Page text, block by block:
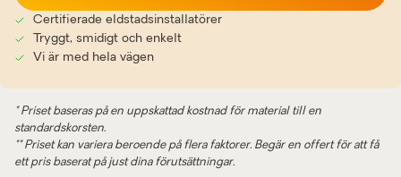
Certifierade eldstadsinstallatörer
Tryggt, smidigt och enkelt
Vi är med hela vägen
* Priset baseras på en uppskattad kostnad för material till en
standardskorsten.
** Priset kan variera beroende på flera faktorer. Begär en offert för att få
ett pris baserat på just dina förutsättningar.